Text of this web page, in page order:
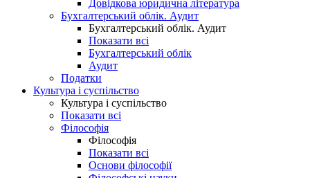
Довідкова юридична література
Бухгалтерський облік. Аудит
Бухгалтерський облік. Аудит
Показати всі
Бухгалтерський облік
Аудит
Податки
Культура і суспільство
Культура і суспільство
Показати всі
Філософія
Філософія
Показати всі
Основи філософії